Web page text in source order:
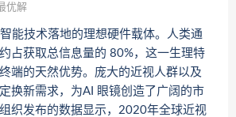
优解
能技术落地的理想硬件载体。人类通
占获取总信息量的 80%，这一生理特
端的天然优势。庞大的近视人群以及
换新需求，为AI 眼镜创造了广阔的市
织发布的数据显示，2020年全球近视